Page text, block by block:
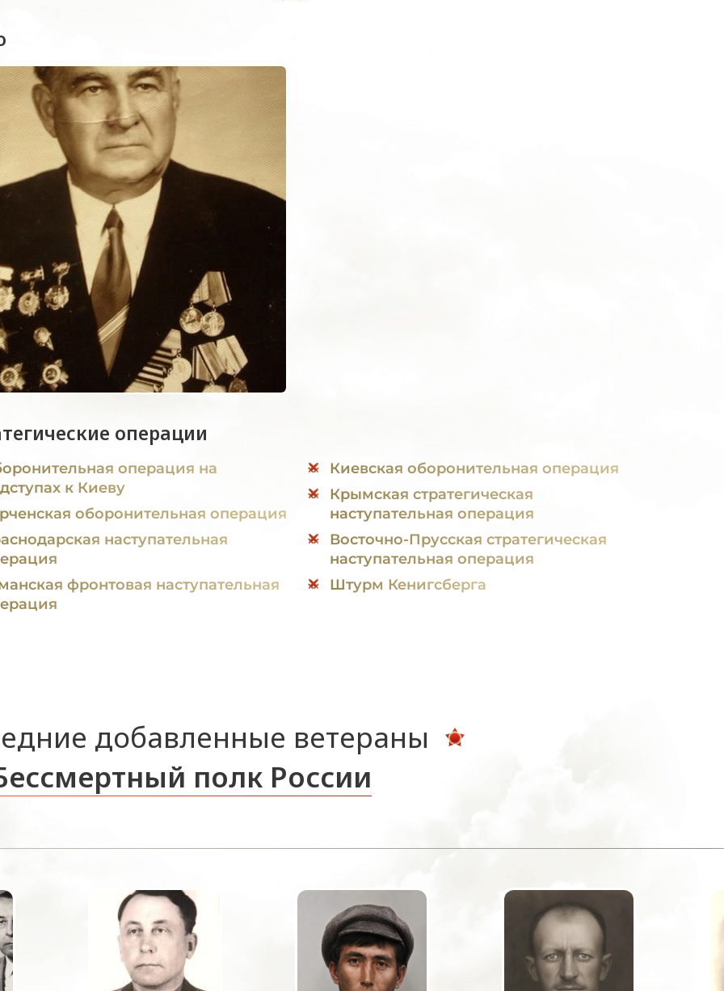
операции
операция на
к Киеву
оборонительная операция
наступательная
фронтовая наступательная
Киевская оборонительная операция
Крымская стратегическая
наступательная операция
Восточно-Прусская стратегическая
наступательная операция
Штурм Кенигсберга
добавленные ветераны
полк России